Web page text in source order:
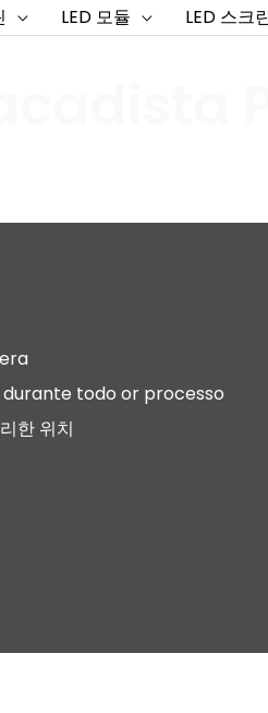
LED 모듈 LED 스크
todo or processo
한 위치